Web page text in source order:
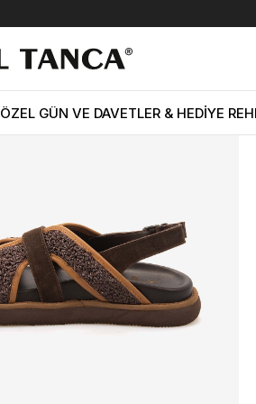
ÖZEL GÜN VE DAVETLER & HEDİYE